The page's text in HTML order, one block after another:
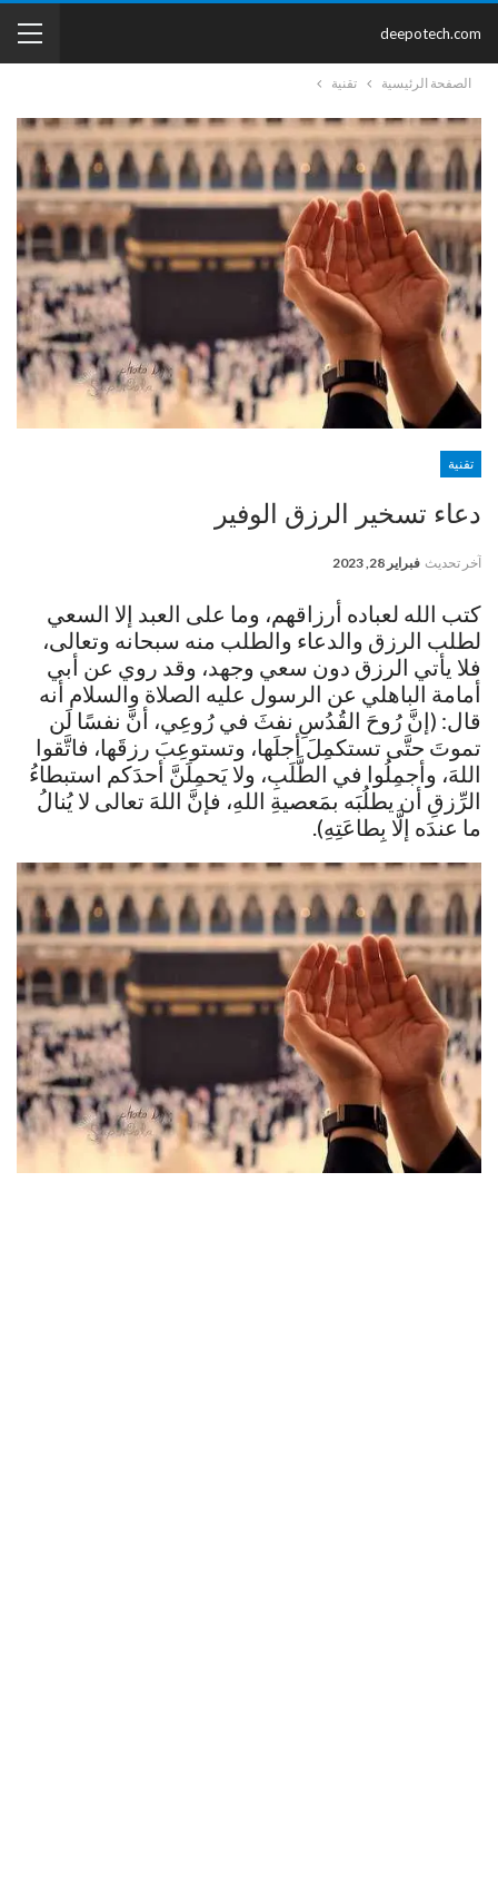
deepotech.com
الصفحة الرئيسية تقنية
تقنية
دعاء تسخير الرزق الوفير
آخر تحديث فبراير 28, 2023
كتب الله لعباده أرزاقهم، وما على العبد إلا السعي
لطلب الرزق والدعاء والطلب منه سبحانه وتعالى،
فلا يأتي الرزق دون سعي وجهد، وقد روي عن أبي
أمامة الباهلي عن الرسول عليه الصلاة والسلام أنه
قال: (إنَّ رُوحَ القُدُسِ نفثَ في رُوعِي، أنَّ نفسًا لَن
تموتَ حتَّى تستكمِلَ أجلَها، وتستوعِبَ رزقَها، فاتَّقوا
اللهَ، وأجمِلُوا في الطَّلَبِ، ولا يَحمِلَنَّ أحدَكم استبطاءُ
الرِّزقِ أن يطلُبَه بمَعصيةِ اللهِ، فإنَّ اللهَ تعالى لا يُنالُ
ما عندَه إلَّا بِطاعَتِهِ).